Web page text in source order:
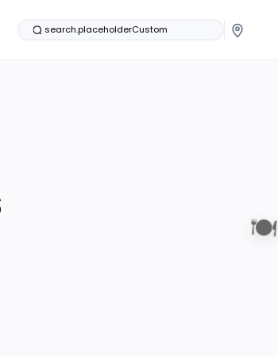
search.placeholderCustom
🍽️